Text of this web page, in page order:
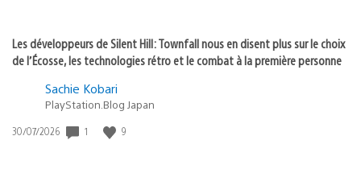
Les développeurs de Silent Hill: Townfall nous en disent plus sur le choix
de l’Écosse, les technologies rétro et le combat à la première personne
Sachie Kobari
PlayStation.Blog Japan
Date
30/07/2026 1 9